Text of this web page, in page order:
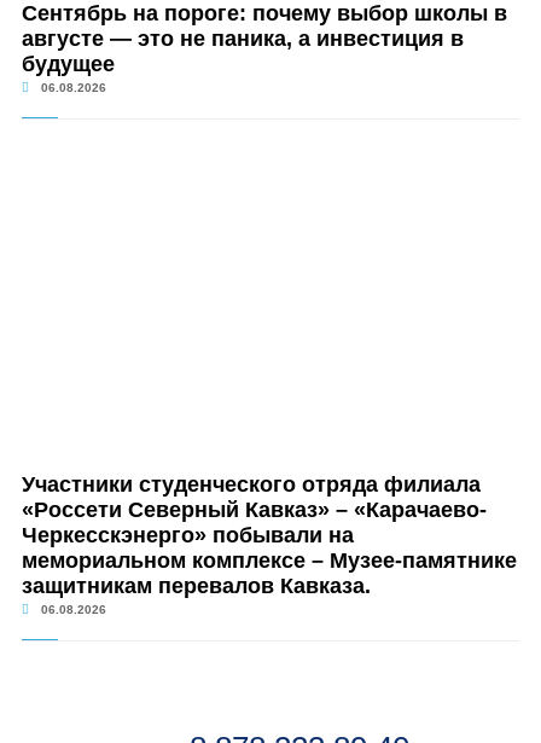
Сентябрь на пороге: почему выбор школы в
августе — это не паника, а инвестиция в
будущее
06.08.2026
Участники студенческого отряда филиала
«Россети Северный Кавказ» – «Карачаево-
Черкесскэнерго» побывали на
мемориальном комплексе – Музее-памятнике
защитникам перевалов Кавказа.
06.08.2026